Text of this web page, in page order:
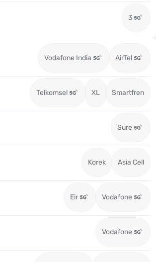
3
Vodafone India AirTel
Telkomsel XL Smartfren
Sure
Korek Asia Cell
Eir Vodafone
Vodafone